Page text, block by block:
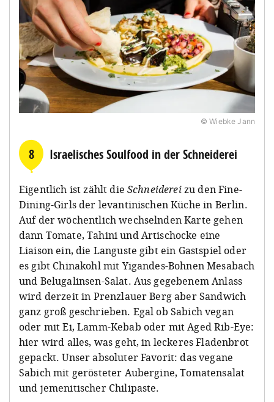
© Wiebke Jann
8 Israelisches Soulfood in der Schneiderei
Eigentlich ist zählt die Schneidereizu den Fine-
Dining-Girls der levantinischen Küche in Berlin.
Auf der wöchentlich wechselnden Karte gehen
dann Tomate, Tahini und Artischocke eine
Liaison ein, die Languste gibt ein Gastspiel oder
es gibt Chinakohl mit Yigandes-Bohnen Mesabach
und Belugalinsen-Salat. Aus gegebenem Anlass
wird derzeit in Prenzlauer Berg aber Sandwich
ganz groß geschrieben. Egal ob Sabich vegan
oder mit Ei, Lamm-Kebab oder mit Aged Rib-Eye:
hier wird alles, was geht, in leckeres Fladenbrot
gepackt. Unser absoluter Favorit: das vegane
Sabich mit gerösteter Aubergine, Tomatensalat
und jemenitischer Chilipaste.